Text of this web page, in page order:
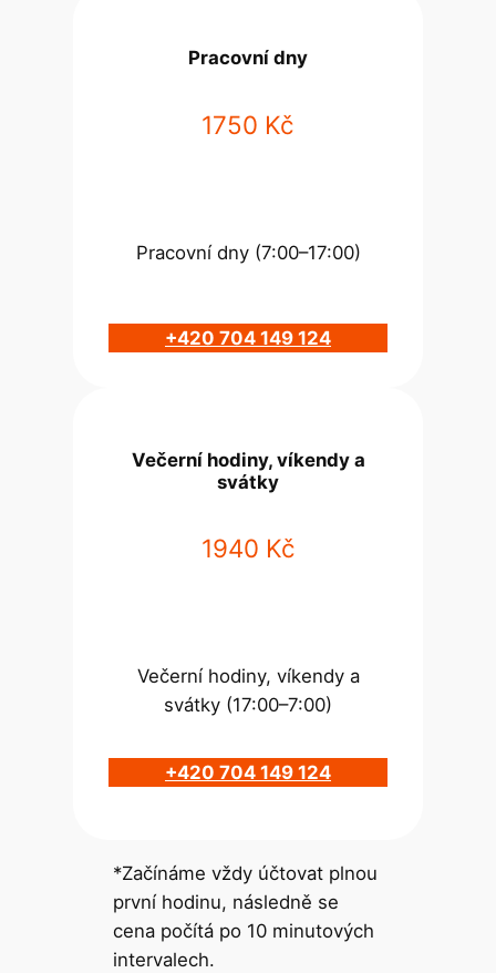
Pracovní dny
1750 Kč
Pracovní dny (7:00–17:00)
+420 704 149 124
Večerní hodiny, víkendy a
svátky
1940 Kč
Večerní hodiny, víkendy a
svátky (17:00–7:00)
+420 704 149 124
*Začínáme vždy účtovat plnou
první hodinu, následně se
cena počítá po 10 minutových
intervalech.